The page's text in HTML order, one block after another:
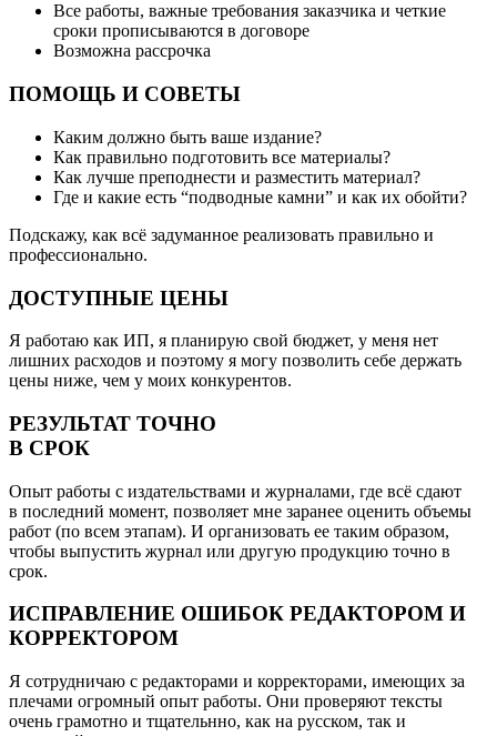
Все работы, важные требования заказчика и четкие
сроки прописываются в договоре
Возможна рассрочка
ПОМОЩЬ И СОВЕТЫ
Каким должно быть ваше издание?
Как правильно подготовить все материалы?
Как лучше преподнести и разместить материал?
Где и какие есть “подводные камни” и как их обойти?
Подскажу, как всё задуманное реализовать правильно и
профессионально.
ДОСТУПНЫЕ ЦЕНЫ
Я работаю как ИП, я планирую свой бюджет, у меня нет
лишних расходов и поэтому я могу позволить себе держать
цены ниже, чем у моих конкурентов.
РЕЗУЛЬТАТ ТОЧНО
В СРОК
Опыт работы с издательствами и журналами, где всё сдают
в последний момент, позволяет мне заранее оценить объемы
работ (по всем этапам). И организовать ее таким образом,
чтобы выпустить журнал или другую продукцию точно в
срок.
ИСПРАВЛЕНИЕ ОШИБОК РЕДАКТОРОМ И
КОРРЕКТОРОМ
Я сотрудничаю с редакторами и корректорами, имеющих за
плечами огромный опыт работы. Они проверяют тексты
очень грамотно и тщательнно, как на русском, так и